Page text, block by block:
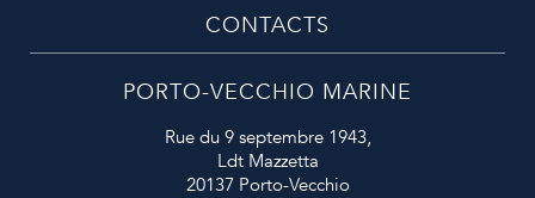
CONTACTS
PORTO-VECCHIO MARINE
Rue du 9 septembre 1943,
Ldt Mazzetta
20137 Porto-Vecchio